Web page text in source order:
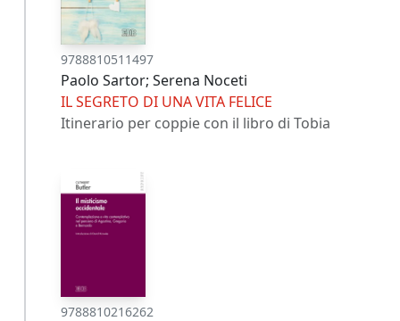
9788810511497
Paolo Sartor; Serena Noceti
IL SEGRETO DI UNA VITA FELICE
Itinerario per coppie con il libro di Tobia
9788810216262